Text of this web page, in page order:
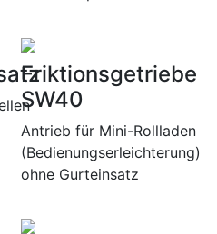
Friktionsgetriebe
SW40
Antrieb für Mini-Rollladen
(Bedienungserleichterung)
ohne Gurteinsatz